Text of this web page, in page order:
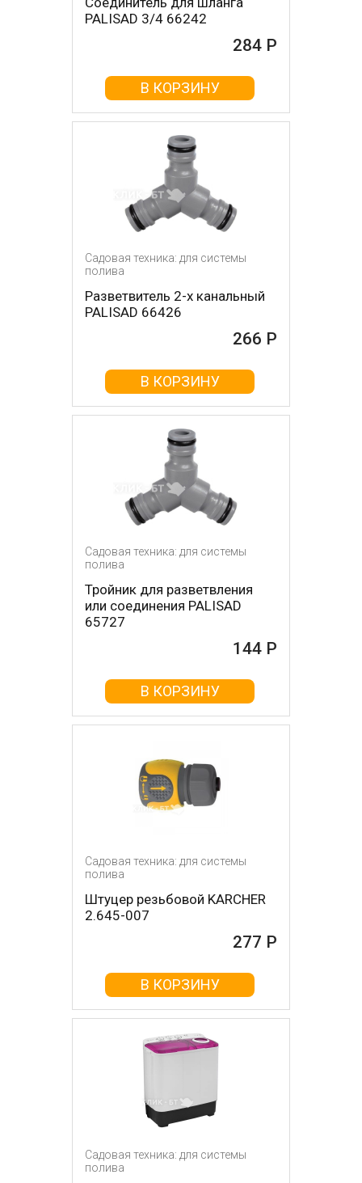
PALISAD 3/4 66242
284 Р
В КОРЗИНУ
Садовая техника: для системы
полива
Разветвитель 2-х канальный
PALISAD 66426
266 Р
В КОРЗИНУ
Садовая техника: для системы
полива
Тройник для разветвления
или соединения PALISAD
65727
144 Р
В КОРЗИНУ
Садовая техника: для системы
полива
Штуцер резьбовой KARCHER
2.645-007
277 Р
В КОРЗИНУ
Садовая техника: для системы
полива